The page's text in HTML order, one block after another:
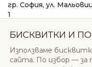
гр. София, ул.
1
Нед: 11:00 – 18:00
БИСКВИТКИ И
Използваме
сайта. По избор — за